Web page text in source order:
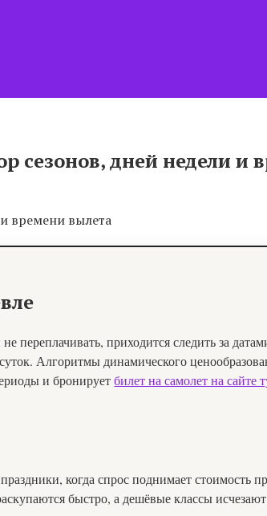
сезонов, дней недели и
переплачивать, приходится следить за
Алгоритмы динамического
и бронируетбилет на самолет на сайте
когда спрос поднимает стоимость
быстро, а дешёвые классы